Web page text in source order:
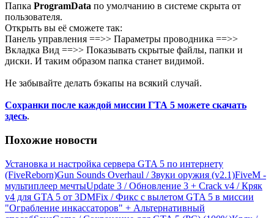
Папка ProgramData по умолчанию в системе скрыта от
пользователя.
Открыть вы её сможете так:
Панель управления ==>> Параметры проводника ==>>
Вкладка Вид ==>> Показывать скрытые файлы, папки и
диски. И таким образом папка станет видимой.
Не забывайте делать бэкапы на всякий случай.
Сохранки после каждой миссии ГТА 5 можете скачать
здесь.
Похожие новости
Установка и настройка сервера GTA 5 по интернету
(FiveReborn)Gun Sounds Overhaul / Звуки оружия (v2.1)FiveM -
мультиплеер мечтыUpdate 3 / Обновление 3 + Crack v4 / Кряк
v4 для GTA 5 от 3DMFix / Фикс с вылетом GTA 5 в миссии
"Ограбление инкассаторов" + Альтернативный